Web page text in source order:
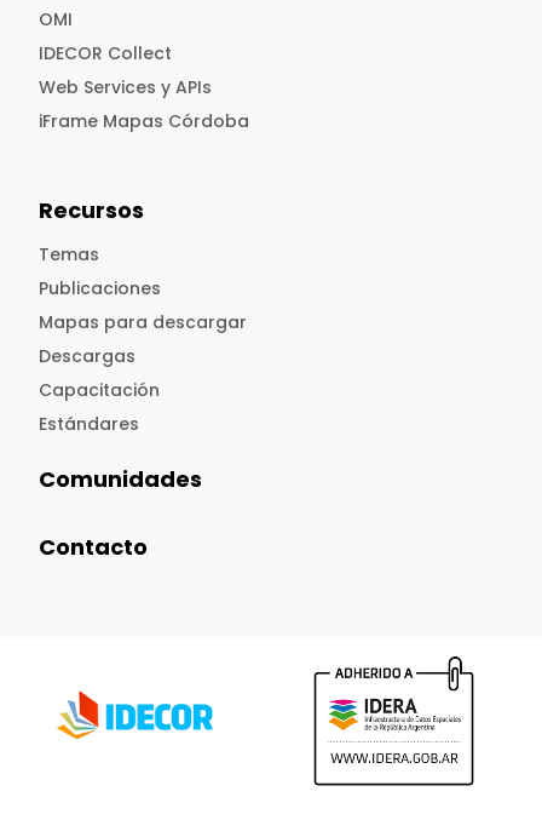
OMI
IDECOR Collect
Web Services y APIs
iFrame Mapas Córdoba
Recursos
Temas
Publicaciones
Mapas para descargar
Descargas
Capacitación
Estándares
Comunidades
Contacto